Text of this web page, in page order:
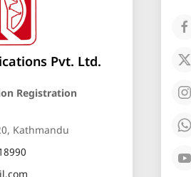
Pvt. Ltd.
Registration
Kathmandu